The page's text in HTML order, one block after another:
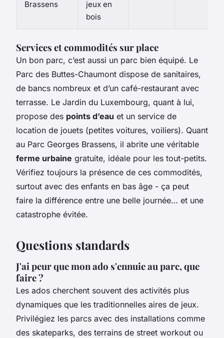
Brassens
jeux en
bois
Services et commodités sur place
Un bon parc, c’est aussi un parc bien équipé. Le
Parc des Buttes-Chaumont dispose de sanitaires,
de bancs nombreux et d’un café-restaurant avec
terrasse. Le Jardin du Luxembourg, quant à lui,
propose des points d’eau et un service de
location de jouets (petites voitures, voiliers). Quant
au Parc Georges Brassens, il abrite une véritable
ferme urbaine gratuite, idéale pour les tout-petits.
Vérifiez toujours la présence de ces commodités,
surtout avec des enfants en bas âge - ça peut
faire la différence entre une belle journée… et une
catastrophe évitée.
Questions standards
J'ai peur que mon ado s'ennuie au parc, que
faire ?
Les ados cherchent souvent des activités plus
dynamiques que les traditionnelles aires de jeux.
Privilégiez les parcs avec des installations comme
des skateparks, des terrains de street workout ou